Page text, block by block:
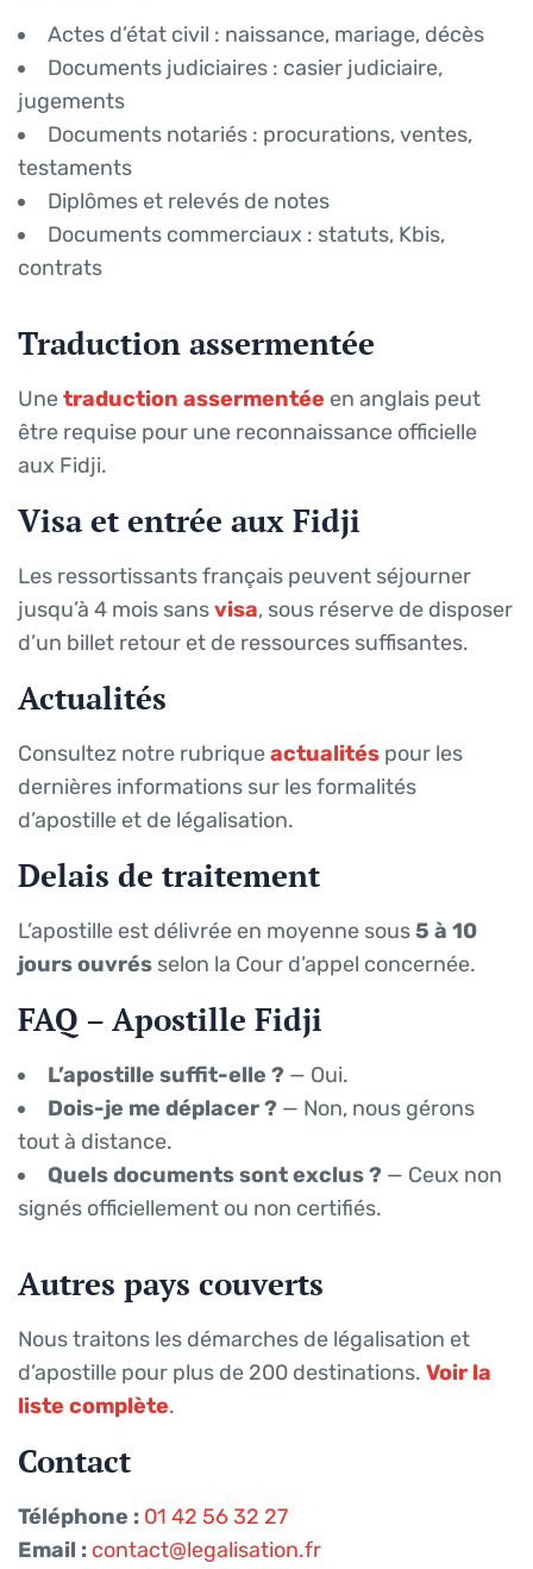
Actes d’état civil : naissance, mariage, décès
Documents judiciaires : casier judiciaire,
jugements
Documents notariés : procurations, ventes,
testaments
Diplômes et relevés de notes
Documents commerciaux : statuts, Kbis,
contrats
Traduction assermentée
Unetraduction assermentée en anglais peut
être requise pour une reconnaissance officielle
aux Fidji.
Visa et entrée aux Fidji
Les ressortissants français peuvent séjourner
jusqu’à 4 mois sansvisa, sous réserve de disposer
d’un billet retour et de ressources suffisantes.
Actualités
Consultez notre rubriqueactualités pour les
dernières informations sur les formalités
d’apostille et de légalisation.
Delais de traitement
L’apostille est délivrée en moyenne sous5 à 10
jours ouvrés selon la Cour d’appel concernée.
FAQ – Apostille Fidji
L’apostille suffit-elle ? — Oui.
Dois-je me déplacer ? — Non, nous gérons
tout à distance.
Quels documents sont exclus ? — Ceux non
signés officiellement ou non certifiés.
Autres pays couverts
Nous traitons les démarches de légalisation et
d’apostille pour plus de 200 destinations. Voir la
liste complète.
Contact
Téléphone : 01 42 56 32 27
Email : contact@legalisation.fr